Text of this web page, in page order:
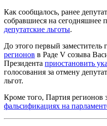
Как сообщалось, ранее
собравшиеся на сегодняшнее
депутатские льготы.
До этого первый заместитель
регионов в Раде V созыва
Президента приостановить
голосования за отмену
льгот.
Кроме того, Партия регионов
фальсификациях на